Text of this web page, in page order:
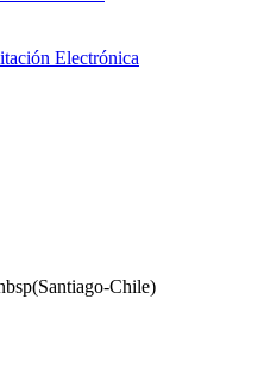
Electrónica
Chile)